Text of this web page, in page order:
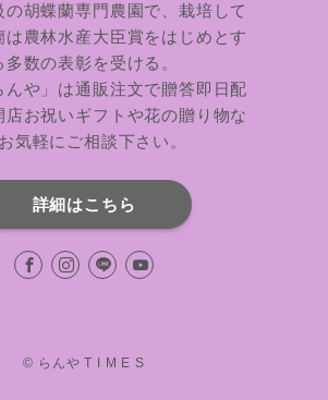
の胡蝶蘭専門農園で、栽培して
は農林水産大臣賞をはじめとす
多数の表彰を受ける。
んや」は通販注文で贈答即日配
店お祝いギフトや花の贈り物な
気軽にご相談下さい。
詳細はこちら
© らんや T I M E S